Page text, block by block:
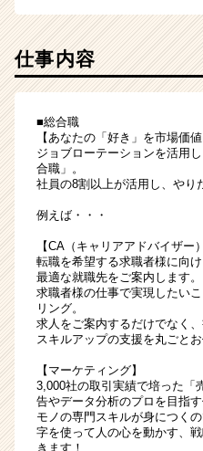
仕事内容
■総合職
【あなたの「好き」を市場価値
ジョブローテーションを活用
合職」。
社員の8割以上が活用し、やり
例えば・・・
【CA（キャリアアドバイザー）
転職を希望する求職者様に向
最適な就職先をご案内します。
求職者様の仕事で実現したい
リング。
求人をご案内するだけでなく
スキルアップの支援を丸ごとお
【マーケティング】
3,000社の取引実績で培った「
告やデータ分析のプロを目指
モノの専門スキルが身につく
字を使って人の心を動かす、
きます！